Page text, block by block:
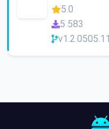
5.0
5 583
v1.2.0505.11